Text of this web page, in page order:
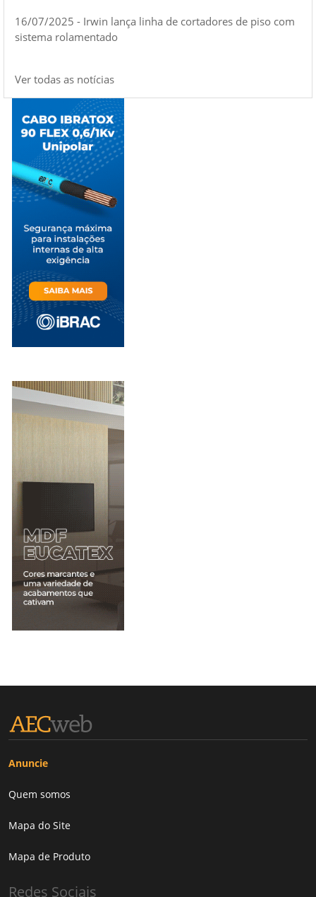
16/07/2025 - Irwin lança linha de cortadores de piso com
sistema rolamentado
Ver todas as notícias
Anuncie
Quem somos
Mapa do Site
Mapa de Produto
Redes Sociais